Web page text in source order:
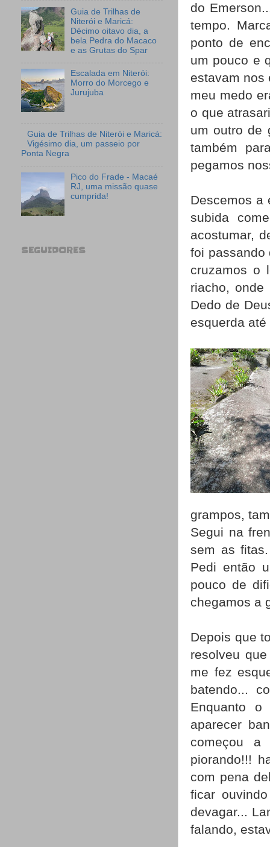
do
tempo.
ponto de
um pouco e
estavam nos
meu medo
o que
um outro de
também
pegamos
Descemos a
subida
acostumar,
foi passando
cruzamos o
riacho,
Dedo de
esquerda
grampos,
Segui na
sem as
Pedi então
pouco de
chegamos a
Depois que
resolveu
me fez
batendo...
Enquanto o
aparecer
começou a
piorando!!!
com pena
ficar
devagar...
falando,
Guia de Trilhas de
Niterói e Maricá:
Décimo oitavo dia, a
bela Pedra do Macaco
e as Grutas do Spar
Escalada em Niterói:
Morro do Morcego e
Jurujuba
Guia de Trilhas de Niterói e Maricá:
Vigésimo dia, um passeio por
Ponta Negra
Pico do Frade - Macaé
RJ, uma missão quase
cumprida!
SEGUIDORES